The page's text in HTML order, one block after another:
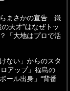
らまさかの宣告…鎌
天才”はなぜトッ
「大地はプロで活
ない」からのスタ
アップ」福島の
ール出身」“背番